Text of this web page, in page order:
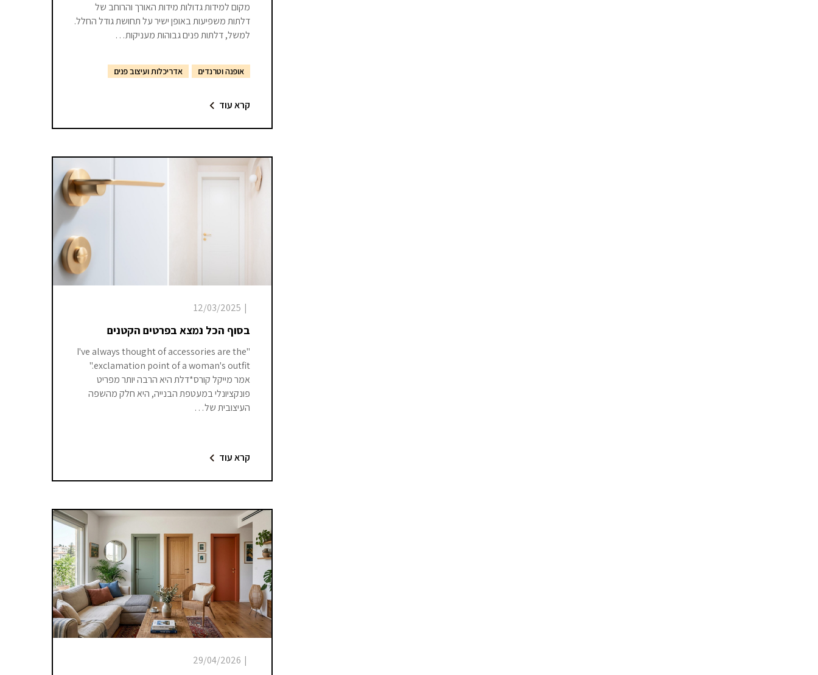
מקום למידות גדולות מידות האורך והרוחב של
דלתות משפיעות באופן ישיר על תחושת גודל החלל.
למשל, דלתות פנים גבוהות מעניקות…
אופנה וטרנדים אדריכלות ועיצוב פנים
קרא עוד
|
12/03/2025
בסוף הכל נמצא בפרטים הקטנים
"I've always thought of accessories are the
exclamation point of a woman's outfit."
אמר מייקל קורס*דלת היא הרבה יותר מפריט
פונקציונלי במעטפת הבנייה, היא חלק מהשפה
העיצובית של…
קרא עוד
|
29/04/2026